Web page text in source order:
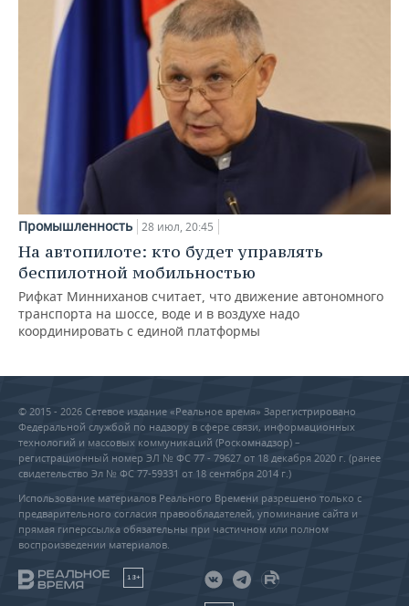
Промышленность 28 июл, 20:45
На автопилоте: кто будет управлять
беспилотной мобильностью
Рифкат Минниханов считает, что движение автономного
транспорта на шоссе, воде и в воздухе надо
координировать с единой платформы
© 2015 - 2026 Сетевое издание «Реальное время» Зарегистрировано
Федеральной службой по надзору в сфере связи, информационных
технологий и массовых коммуникаций (Роскомнадзор) –
регистрационный номер ЭЛ № ФС 77 - 79627 от 18 декабря 2020 г. (ранее
свидетельство Эл № ФС 77-59331 от 18 сентября 2014 г.)
Использование материалов Реального Времени разрешено только с
предварительного согласия правообладателей, упоминание сайта и
прямая гиперссылка обязательны при частичном или полном
воспроизведении материалов.
18+